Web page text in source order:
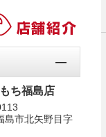
ち福島店
島市北矢野目字